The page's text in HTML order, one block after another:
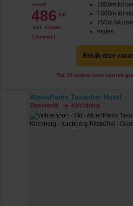
vanaf
486 p.p.
incl. skipas
( januari )
1600m tot
1000m tot
750m tot
logies
Bekijk deze
Tot 10 weken voor vertrek
AlpenParks Taxacher Hotel
Oostenrijk Kirchberg